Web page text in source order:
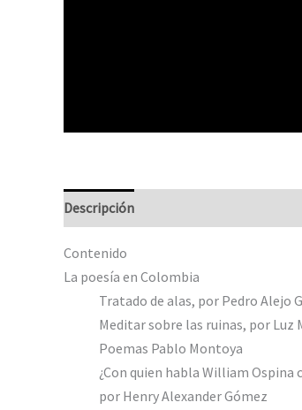
Descripción
Contenido
La poesía en Colombia
Tratado de alas, por Pedro Alejo
Meditar sobre las ruinas, por Luz
Poemas Pablo Montoya
¿Con quien habla William Ospina
por Henry Alexander Gómez